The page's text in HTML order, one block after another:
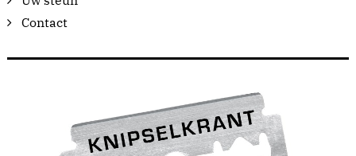
Contact